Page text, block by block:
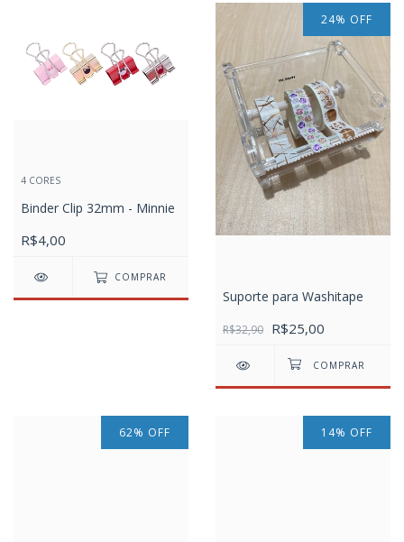
4 CORES
Binder Clip 32mm - Minnie
R$4,00
COMPRAR
24% OFF
Suporte para Washitape
R$32,90 R$25,00
62% OFF 14% OFF